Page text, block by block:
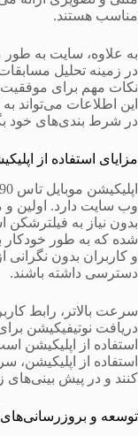
مناسب هستند.
به علاوه، سایت به
در زمینه تحلیل
نکات مهم برای موفقیت
این اطلاعات می‌تواند
در شرط بندی‌های خود
مزایای استفاده از
وب سایت دارد. اولین
بدون نیاز به
شده که به طور
و کاربران بدون نگرانی
دسترسی داشته باشند.
سرعت بالاتر، رابط
دریافت نوتیفیکیشن
استفاده از اپلیکیشن
استفاده از اپلیکیشن،
کنند و در پیش
توسعه و بروزرسانی‌های